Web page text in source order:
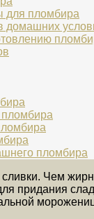
для пломбира
домашних
пломбира
Чем
придания